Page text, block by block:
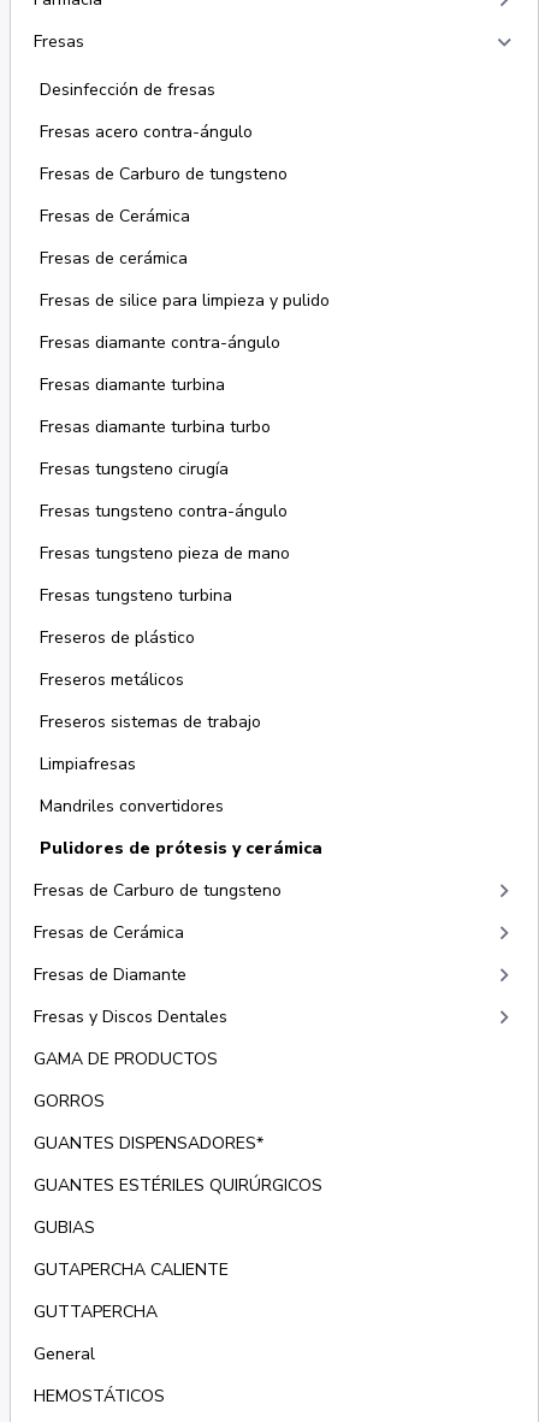
Fresas keyboard_arrow_right
Desinfección de fresas
Fresas acero contra-ángulo
Fresas de Carburo de tungsteno
Fresas de Cerámica
Fresas de cerámica
Fresas de silice para limpieza y pulido
Fresas diamante contra-ángulo
Fresas diamante turbina
Fresas diamante turbina turbo
Fresas tungsteno cirugía
Fresas tungsteno contra-ángulo
Fresas tungsteno pieza de mano
Fresas tungsteno turbina
Freseros de plástico
Freseros metálicos
Freseros sistemas de trabajo
Limpiafresas
Mandriles convertidores
Pulidores de prótesis y cerámica
Fresas de Carburo de tungsteno
keyboard_arrow_right
Fresas de Cerámica keyboard_arrow_right
Fresas de Diamante keyboard_arrow_right
Fresas y Discos Dentales keyboard_arrow_right
GAMA DE PRODUCTOS
GORROS
GUANTES DISPENSADORES*
GUANTES ESTÉRILES QUIRÚRGICOS
GUBIAS
GUTAPERCHA CALIENTE
GUTTAPERCHA
General
HEMOSTÁTICOS